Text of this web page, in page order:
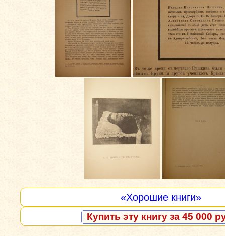
«Хорошие книги»
Купить эту книгу за 45 000